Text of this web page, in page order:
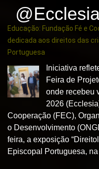
Educação: Fundação Fé e
dedicada aos direitos das
Portuguesa
Iniciativa
Feira de
onde recebeu
2026
Cooperação (FEC),
o Desenvolvimento
feira, a exposição
Episcopal Portuguesa,